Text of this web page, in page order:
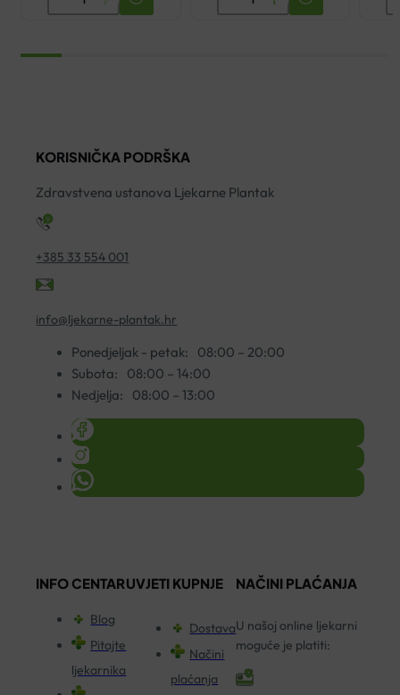
CLEANANCE
200ML
PURETE
KORISNIČKA PODRŠKA
Zdravstvena ustanova Ljekarne Plantak
+385 33 554 001
info@ljekarne-plantak.hr
Ponedjeljak - petak:
08:00 – 20:00
Subota:
08:00 – 14:00
Nedjelja:
08:00 – 13:00
INFO CENTAR
Blog
Pitajte
ljekarnika
UVJETI KUPNJE
Dostava
Načini
plaćanja
NAČINI PLAĆANJA
U našoj online ljekarni
moguće je platiti: